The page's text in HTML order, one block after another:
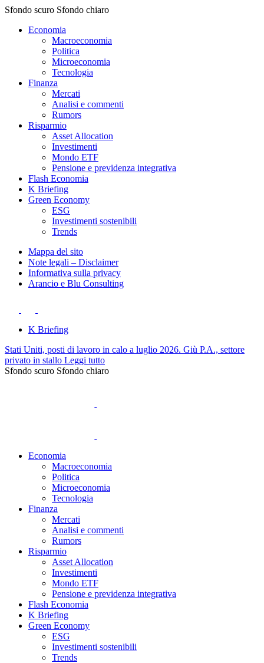
Sfondo scuro Sfondo chiaro
Economia
Macroeconomia
Politica
Microeconomia
Tecnologia
Finanza
Mercati
Analisi e commenti
Rumors
Risparmio
Asset Allocation
Investimenti
Mondo ETF
Pensione e previdenza integrativa
Flash Economia
K Briefing
Green Economy
ESG
Investimenti sostenibili
Trends
Mappa del sito
Note legali – Disclaimer
Informativa sulla privacy
Arancio e Blu Consulting
K Briefing
Stati Uniti, posti di lavoro in calo a luglio 2026. Giù P.A., settore
privato in stallo Leggi tutto
Sfondo scuro Sfondo chiaro
Economia
Macroeconomia
Politica
Microeconomia
Tecnologia
Finanza
Mercati
Analisi e commenti
Rumors
Risparmio
Asset Allocation
Investimenti
Mondo ETF
Pensione e previdenza integrativa
Flash Economia
K Briefing
Green Economy
ESG
Investimenti sostenibili
Trends